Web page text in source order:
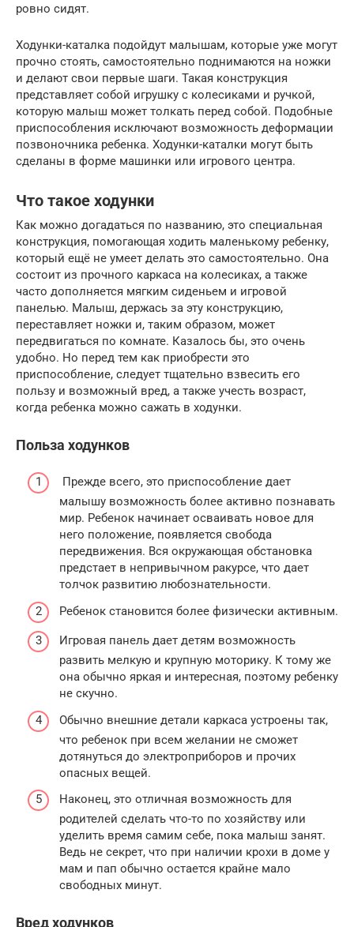
ровно сидят.
Ходунки-каталка подойдут малышам, которые уже могут
прочно стоять, самостоятельно поднимаются на ножки
и делают свои первые шаги. Такая конструкция
представляет собой игрушку с колесиками и ручкой,
которую малыш может толкать перед собой. Подобные
приспособления исключают возможность деформации
позвоночника ребенка. Ходунки-каталки могут быть
сделаны в форме машинки или игрового центра.
Что такое ходунки
Как можно догадаться по названию, это специальная
конструкция, помогающая ходить маленькому ребенку,
который ещё не умеет делать это самостоятельно. Она
состоит из прочного каркаса на колесиках, а также
часто дополняется мягким сиденьем и игровой
панелью. Малыш, держась за эту конструкцию,
переставляет ножки и, таким образом, может
передвигаться по комнате. Казалось бы, это очень
удобно. Но перед тем как приобрести это
приспособление, следует тщательно взвесить его
пользу и возможный вред, а также учесть возраст,
когда ребенка можно сажать в ходунки.
Польза ходунков
Прежде всего, это приспособление дает
малышу возможность более активно познавать
мир. Ребенок начинает осваивать новое для
него положение, появляется свобода
передвижения. Вся окружающая обстановка
предстает в непривычном ракурсе, что дает
толчок развитию любознательности.
Ребенок становится более физически активным.
Игровая панель дает детям возможность
развить мелкую и крупную моторику. К тому же
она обычно яркая и интересная, поэтому ребенку
не скучно.
Обычно внешние детали каркаса устроены так,
что ребенок при всем желании не сможет
дотянуться до электроприборов и прочих
опасных вещей.
Наконец, это отличная возможность для
родителей сделать что-то по хозяйству или
уделить время самим себе, пока малыш занят.
Ведь не секрет, что при наличии крохи в доме у
мам и пап обычно остается крайне мало
свободных минут.
Вред ходунков